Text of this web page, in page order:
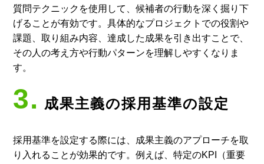
質問テクニックを使用して、候補者の行動を深く掘り下
げることが有効です。具体的なプロジェクトでの役割や
課題、取り組み内容、達成した成果を引き出すことで、
その人の考え方や行動パターンを理解しやすくなりま
す。
3. 成果主義の採用基準の設定
採用基準を設定する際には、成果主義のアプローチを取
り入れることが効果的です。例えば、特定のKPI（重要